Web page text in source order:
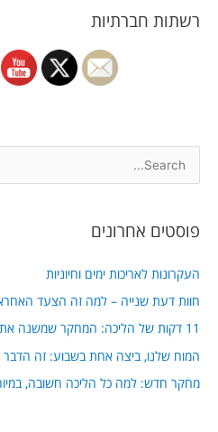
רשתות חברתיות
r
o
r
:
פוסטים אחרונים
העקרונות לאריכות ימים וחיוניות
חוות דעת שנייה – למה זה הצעד
11 דקות של הליכה: המחקר שמשנה את מה שחשבנו על פעילות גופנית
המוח שלנו, ביצה אחת בשבוע: זה הדבר
מחקר חדש: למה כל הליכה חשובה,